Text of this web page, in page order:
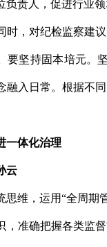
负责人，促进行业
时，对纪检监察建
要坚持固本培元。
融入日常。根据不
一体化治理
云
思维，运用“全周期
，准确把握各类监